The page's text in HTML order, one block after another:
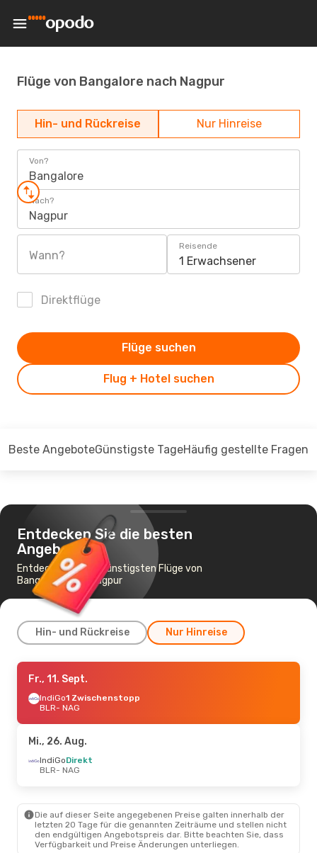
Flüge von Bangalore nach Nagpur
Hin- und Rückreise Nur Hinreise
Von?
Bangalore
Nach?
Nagpur
Wann?
Reisende
1 Erwachsener
Direktflüge
Flug + Hotel suchen
Flüge suchen
Beste AngeboteGünstigste TageHäufig gestellte Fragen
Entdecken Sie die besten
Angebote
Entdecken Sie die günstigsten Flüge von
Bangalore nach Nagpur
Hin- und Rückreise Nur Hinreise
Fr., 11. Sept.
IndiGo1 Zwischenstopp
BLR- NAG
NAG- BLR
So., 20. Sept.
NAG
- BLR
Fr., 11. Sept.
IndiGo1 Zwischenstopp
BLR- NAG
Mi., 26. Aug.
IndiGoDirekt
BLR- NAG
Die auf dieser Seite angegebenen Preise galten innerhalb der
letzten 20 Tage für die genannten Zeiträume und stellen nicht
den endgültigen Angebotspreis dar. Bitte beachten Sie, dass
Verfügbarkeit und Preise Änderungen unterliegen.